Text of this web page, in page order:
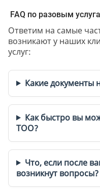
FAQ по разовым
Ответим на самые
возникают у наших
услуг:
Какие документы
Как быстро вы
ТОО?
Что, если после
возникнут вопросы?